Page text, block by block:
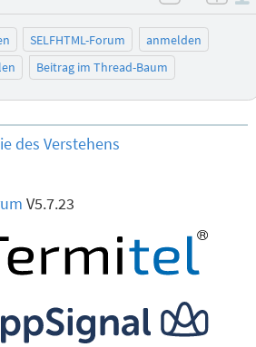
SELFHTML-Forum
anmelden
Beitrag im Thread-Baum
des Verstehens
V5.7.23